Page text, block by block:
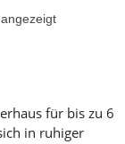
für bis zu 6
in ruhiger